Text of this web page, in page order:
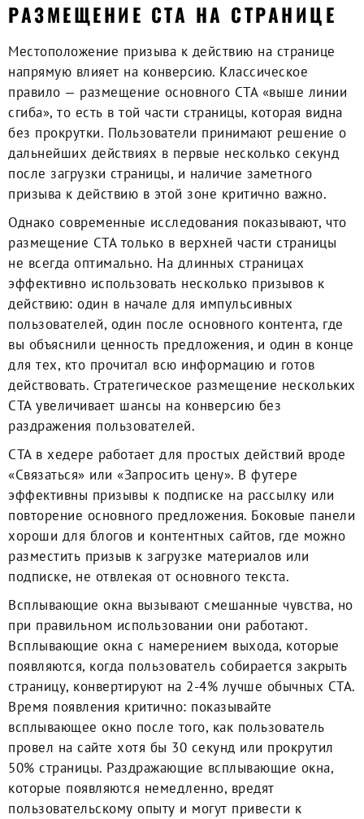
РАЗМЕЩЕНИЕ CTA НА СТРАНИЦЕ
Местоположение призыва к действию на странице
напрямую влияет на конверсию. Классическое
правило — размещение основного CTA «выше линии
сгиба», то есть в той части страницы, которая видна
без прокрутки. Пользователи принимают решение о
дальнейших действиях в первые несколько секунд
после загрузки страницы, и наличие заметного
призыва к действию в этой зоне критично важно.
Однако современные исследования показывают, что
размещение CTA только в верхней части страницы
не всегда оптимально. На длинных страницах
эффективно использовать несколько призывов к
действию: один в начале для импульсивных
пользователей, один после основного контента, где
вы объяснили ценность предложения, и один в конце
для тех, кто прочитал всю информацию и готов
действовать. Стратегическое размещение нескольких
CTA увеличивает шансы на конверсию без
раздражения пользователей.
CTA в хедере работает для простых действий вроде
«Связаться» или «Запросить цену». В футере
эффективны призывы к подписке на рассылку или
повторение основного предложения. Боковые панели
хороши для блогов и контентных сайтов, где можно
разместить призыв к загрузке материалов или
подписке, не отвлекая от основного текста.
Всплывающие окна вызывают смешанные чувства, но
при правильном использовании они работают.
Всплывающие окна с намерением выхода, которые
появляются, когда пользователь собирается закрыть
страницу, конвертируют на 2-4% лучше обычных CTA.
Время появления критично: показывайте
всплывающее окно после того, как пользователь
провел на сайте хотя бы 30 секунд или прокрутил
50% страницы. Раздражающие всплывающие окна,
которые появляются немедленно, вредят
пользовательскому опыту и могут привести к